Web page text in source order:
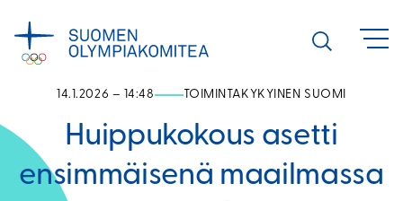
sisältöön
Avaa
haku
14.1.2026 – 14:48 TOIMINTAKYKYINEN SUOMI
Huippukokous asetti
ensimmäisenä maailmassa